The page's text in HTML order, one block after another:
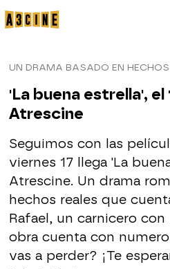
UN DRAMA BASADO EN HECHOS
'La buena estrella',
Atrescine
Seguimos con las
viernes 17 llega 'La
Atrescine. Un drama
hechos reales que
Rafael, un carnicero
obra cuenta con
vas a perder? ¡Te